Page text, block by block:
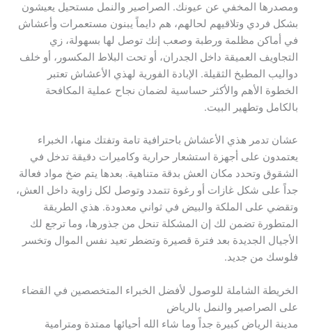
ومصدرها المخفي عن عيونك. الصراصير والنمل مستحيل يعيشون
بشكل فردي وتلاقيهم لحالهم، هم دايماً يبنون مستعمرات وأعشاش
في أماكن مظلمة ورطبة وصعب إنك توصل لها بسهولة، زي
التجاويف العميقة داخل الجدران، أو تحت البلاط المكسور، أو خلف
دواليب المطبخ الثقيلة. الإبادة الفورية لهذي الأعشاش تعتبر
الخطوة الأهم والأكثر حساسية لضمان نجاح عملية المكافحة
بالكامل وتطهير البيت.
عشان تدمر هذي الأعشاش باحترافية تامة وتفتك منها، الخبراء
يعتمدون على أجهزة استشعار حرارية وكاميرات دقيقة تدخل في
الشقوق وتحدد مكان العش بدقة متناهية. بعدها يتم ضخ مواد فعالة
جداً على شكل غازات أو رغوة تتمدد وتوصل لكل زاوية داخل العش،
وتقضي على الملكة والبيض في ثواني معدودة. هذي الطريقة
المتطورة تضمن لك إن المشكلة تنحل من جذورها، وما ترجع لك
الأجيال الجديدة بعد فترة قصيرة وتضطر تعيد نفس الموال وتخسر
فلوسك من جديد.
الخريطة الشاملة للوصول لأفضل الخبراء المتخصصين في القضاء
على الصراصير والنمل بالرياض
مدينة الرياض كبيرة جداً وما شاء الله أحيائها ممتدة ومترامية